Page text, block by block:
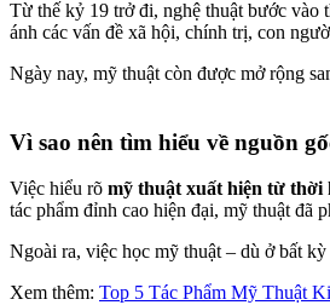
Từ thế kỷ 19 trở đi, nghệ thuật bước vào
ánh các vấn đề xã hội, chính trị, con
Ngày nay, mỹ thuật còn được mở rộng
Vì sao nên tìm hiểu về nguồn
Việc hiểu rõ mỹ thuật xuất hiện từ thời
tác phẩm đỉnh cao hiện đại, mỹ thuật đã
Ngoài ra, việc học mỹ thuật – dù ở bất
Xem thêm: Top 5 Tác Phẩm Mỹ Thuật